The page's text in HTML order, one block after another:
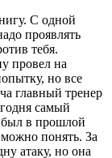
С одной
проявлять
тебя.
провел на
но все
главный тренер
самый
в прошлой
понять. За
атаку, но она